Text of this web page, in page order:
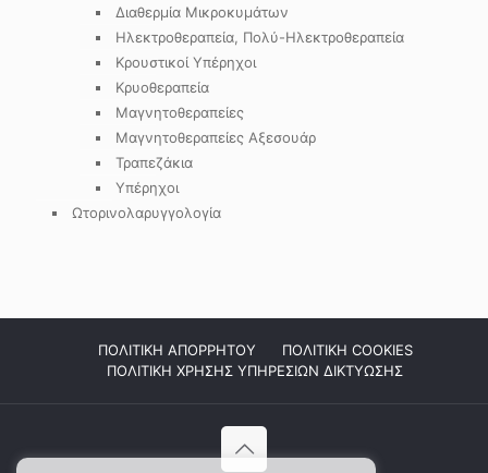
Διαθερμία Μικροκυμάτων
Ηλεκτροθεραπεία, Πολύ-Ηλεκτροθεραπεία
Κρουστικοί Υπέρηχοι
Κρυοθεραπεία
Μαγνητοθεραπείες
Μαγνητοθεραπείες Αξεσουάρ
Τραπεζάκια
Υπέρηχοι
Ωτορινολαρυγγολογία
ΠΟΛΙΤΙΚΗ ΑΠΟΡΡΗΤΟΥ
ΠΟΛΙΤΙΚΗ COOKIES
ΠΟΛΙΤΙΚΗ ΧΡΗΣΗΣ ΥΠΗΡΕΣΙΩΝ ΔΙΚΤΥΩΣΗΣ